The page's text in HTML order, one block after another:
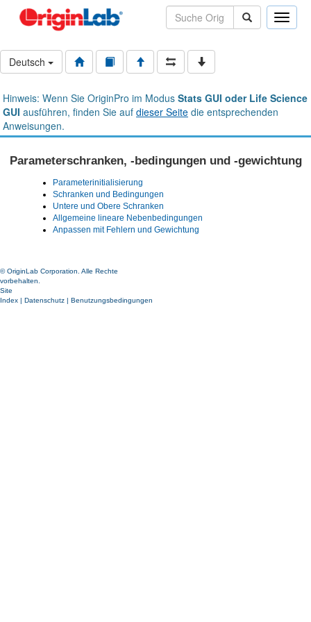
Toggle
Deutsch
Hinweis: Wenn Sie OriginPro im Modus Stats GUI oder Life Science
GUI ausführen, finden Sie auf dieser Seite die entsprechenden
Anweisungen.
Parameterschranken, -bedingungen und -gewichtung
Parameterinitialisierung
Schranken und Bedingungen
Untere und Obere Schranken
Allgemeine lineare Nebenbedingungen
Anpassen mit Fehlern und Gewichtung
© OriginLab Corporation. Alle Rechte
vorbehalten.
Site
Index | Datenschutz | Benutzungsbedingungen